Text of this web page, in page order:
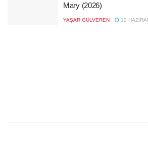
Mary (2026)
YAŞAR GÜLVEREN 12